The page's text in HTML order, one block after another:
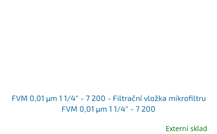
FVM 0,01 µm 1 1/4" - 7 200 - Filtrační vložka mikrofiltru
FVM 0,01 µm 1 1/4" - 7 200
Externí sklad